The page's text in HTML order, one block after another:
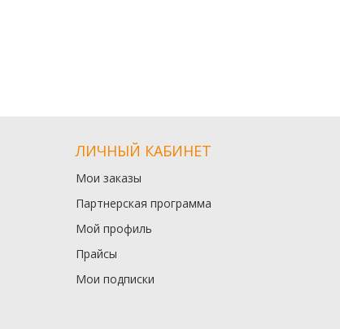
ЛИЧНЫЙ КАБИНЕТ
Мои заказы
Партнерская программа
Мой профиль
Прайсы
Мои подписки